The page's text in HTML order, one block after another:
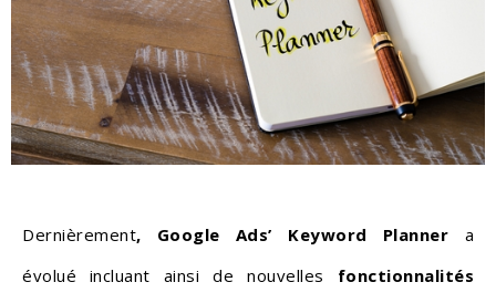
Dernièrement, Google Ads’ Keyword Planner a
évolué incluant ainsi de nouvelles fonctionnalités